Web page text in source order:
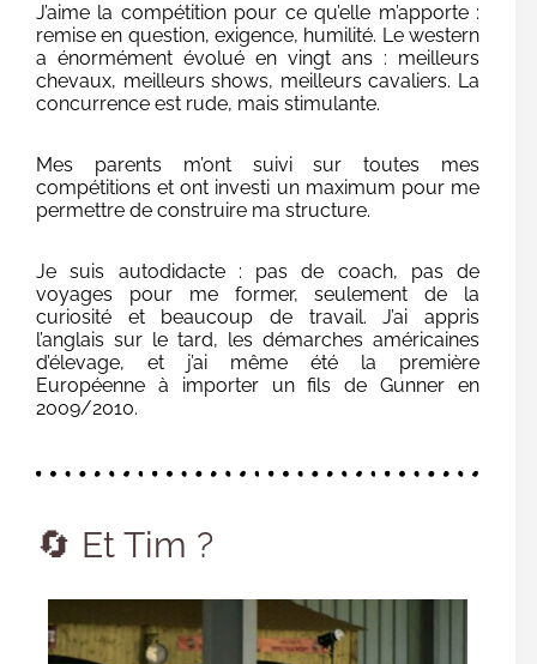
J’aime la compétition pour ce qu’elle m’apporte :
remise en question, exigence, humilité. Le western
a énormément évolué en vingt ans : meilleurs
chevaux, meilleurs shows, meilleurs cavaliers. La
concurrence est rude, mais stimulante.
Mes parents m’ont suivi sur toutes mes
compétitions et ont investi un maximum pour me
permettre de construire ma structure.
Je suis autodidacte : pas de coach, pas de
voyages pour me former, seulement de la
curiosité et beaucoup de travail. J’ai appris
l’anglais sur le tard, les démarches américaines
d’élevage, et j’ai même été la première
Européenne à importer un fils de Gunner en
2009/2010.
🔄 Et Tim ?